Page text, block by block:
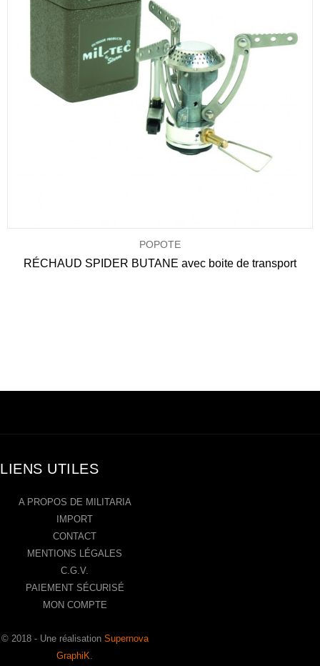
POPOTE
RÉCHAUD SPIDER BUTANE avec boite de transport
LIENS UTILES
A PROPOS DE MILITARIA
IMPORT
CONTACT
MENTIONS LÉGALES
C.G.V.
PAIEMENT SÉCURISÉ
MON COMPTE
© 2018 - Une réalisation Supernova
GraphiK